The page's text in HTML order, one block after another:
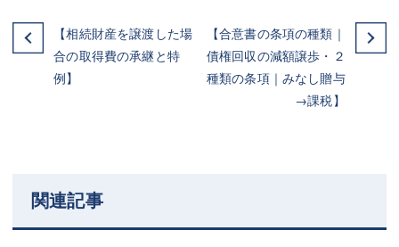
【相続財産を譲渡した場
合の取得費の承継と特
例】
【合意書の条項の種類｜
債権回収の減額譲歩・２
種類の条項｜みなし贈与
→課税】
関連記事